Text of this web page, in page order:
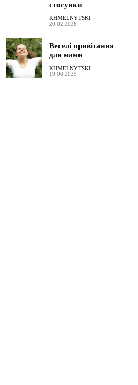
стосунки
KHMELNYTSKI -
20.02.2026
Веселі привітання
для мами
KHMELNYTSKI -
19.06.2025